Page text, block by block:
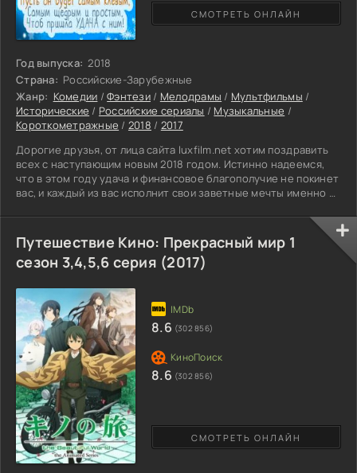
Год выпуска: 2018
Страна: Российские-Зарубежные
Жанр: Комедии /Фэнтези / Мелодрамы / Мультфильмы /
Исторические / Российские сериалы / Музыкальные /
Короткометражные / 2018 / 2017
Дорогие друзья, от лица сайта luxfilm.net хотим поздравить
всех с наступающим новым 2018 годом. Истинно надеемся,
что в этом году удача и финансовое благополучие не покинет
вас, и каждый из вас исполнит свои заветные мечты именно в
достигнет поставленной цели. В честь Нового года мы
постарались сделать для зрителя небольшую новогоднюю
подборку фильмов, чтобы кинолюбителю легче было найти
смотреть понравившийся фильм. В новогоднюю сборку
СМОТРЕТЬ ОНЛАЙН
Путешествие Кино: Прекрасный мир 1
сезон 3,4,5,6 серия (2017)
СМОТРЕТЬ ОНЛАЙН
8.6 (302 856)
8.6 (302 856)